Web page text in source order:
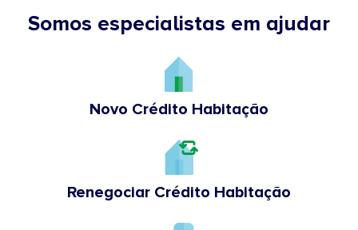
Somos especialistas em ajudar
Novo Crédito Habitação
Renegociar Crédito Habitação